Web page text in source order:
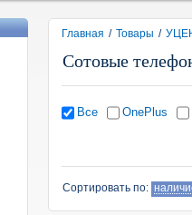
Главная / Товары /
Сотовые
Все OnePlus
Сортировать по: